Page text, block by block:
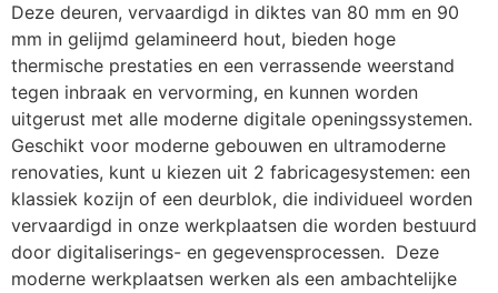
Deze deuren, vervaardigd in diktes van 80 mm en 90
mm in gelijmd gelamineerd hout, bieden hoge
thermische prestaties en een verrassende weerstand
tegen inbraak en vervorming, en kunnen worden
uitgerust met alle moderne digitale openingssystemen.
Geschikt voor moderne gebouwen en ultramoderne
renovaties, kunt u kiezen uit 2 fabricagesystemen: een
klassiek kozijn of een deurblok, die individueel worden
vervaardigd in onze werkplaatsen die worden bestuurd
door digitaliserings- en gegevensprocessen.  Deze
moderne werkplaatsen werken als een ambachtelijke